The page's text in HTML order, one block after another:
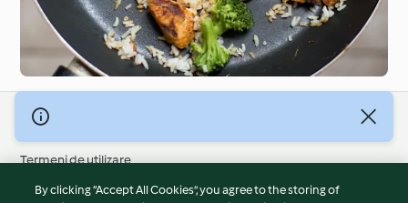
© Drepturile de autor 2026
Termeni de utilizare
Politica privind confidențialitatea
By clicking “Accept All Cookies”, you agree to the storing of